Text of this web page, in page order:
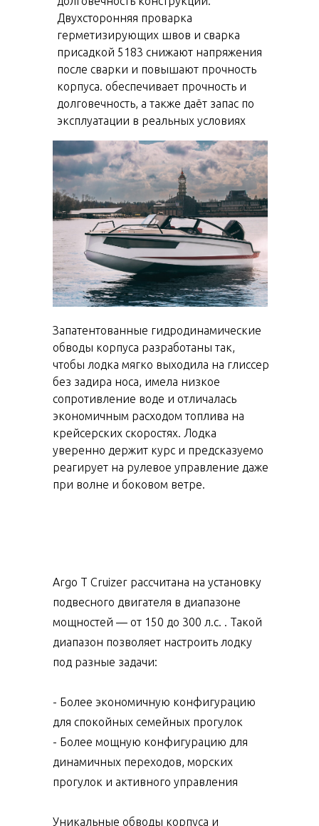
Запатентованные гидродинамические
обводы корпуса разработаны так,
чтобы лодка мягко выходила на глиссер
без задира носа, имела низкое
сопротивление воде и отличалась
экономичным расходом топлива на
крейсерских скоростях. Лодка
уверенно держит курс и предсказуемо
реагирует на рулевое управление даже
при волне и боковом ветре.
Двухсторонняя проварка
герметизирующих швов и сварка
присадкой 5183 снижают напряжения
после сварки и повышают прочность
корпуса. обеспечивает прочность и
долговечность, а также даёт запас по
эксплуатации в реальных условиях
Argo T Cruizer рассчитана на установку
подвесного двигателя в диапазоне
мощностей — от 150 до 300 л.с. . Такой
диапазон позволяет настроить лодку
под разные задачи:
- Более экономичную конфигурацию
для спокойных семейных прогулок
- Более мощную конфигурацию для
динамичных переходов, морских
прогулок и активного управления
Уникальные обводы корпуса и